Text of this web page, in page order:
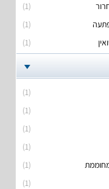
(1)
(1)
(1)
(1)
(1)
(1)
(1)
(1)
(1)